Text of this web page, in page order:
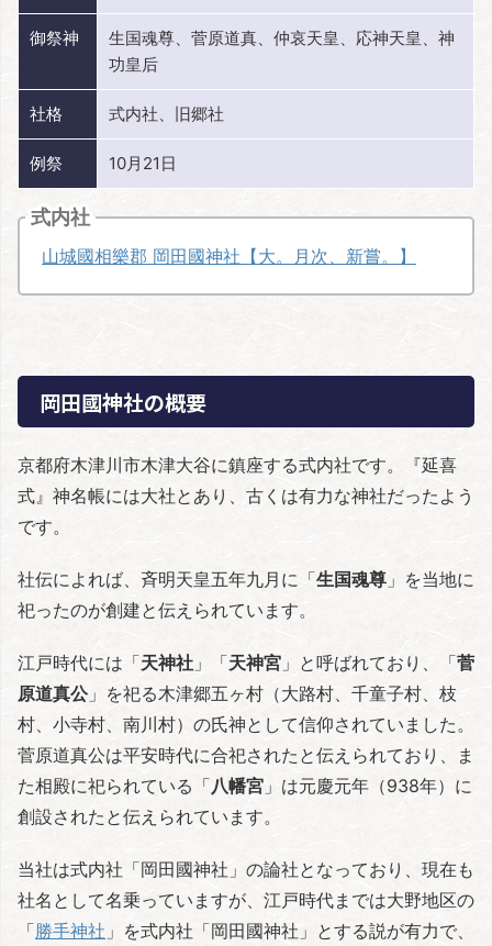
御祭神
生国魂尊、菅原道真、仲哀天皇、応神天皇、神
功皇后
社格 式内社、旧郷社
例祭 10月21日
式内社
山城國相樂郡 岡田國神社【大。月次、新嘗。】
岡田國神社の概要
京都府木津川市木津大谷に鎮座する式内社です。『延喜
式』神名帳には大社とあり、古くは有力な神社だったよう
です。
社伝によれば、斉明天皇五年九月に「生国魂尊 」を当地に
祀ったのが創建と伝えられています。
江戸時代には「天神社 」「天神宮 」と呼ばれており、「菅
原道真公」を祀る木津郷五ヶ村（大路村、千童子村、枝
村、小寺村、南川村）の氏神として信仰されていました。
菅原道真公は平安時代に合祀されたと伝えられており、ま
た相殿に祀られている「八幡宮 」は元慶元年（938年）に
創設されたと伝えられています。
当社は式内社「岡田國神社」の論社となっており、現在も
社名として名乗っていますが、江戸時代までは大野地区の
「勝手神社 」を式内社「岡田國神社」とする説が有力で、